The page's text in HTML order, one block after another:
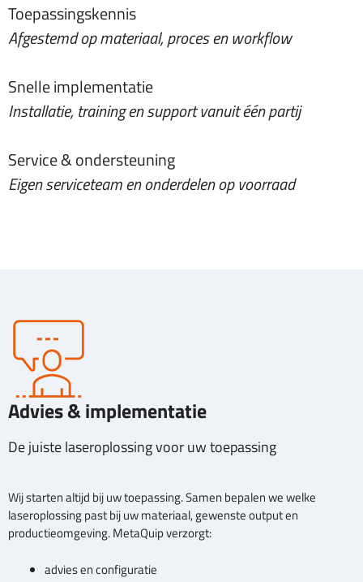
Toepassingskennis
Afgestemd op materiaal, proces en workflow
Snelle implementatie
Installatie, training en support vanuit één partij
Service & ondersteuning
Eigen serviceteam en onderdelen op voorraad
Advies & implementatie
De juiste laseroplossing voor uw toepassing
Wij starten altijd bij uw toepassing. Samen bepalen we welke
laseroplossing past bij uw materiaal, gewenste output en
productieomgeving. MetaQuip verzorgt:
advies en configuratie